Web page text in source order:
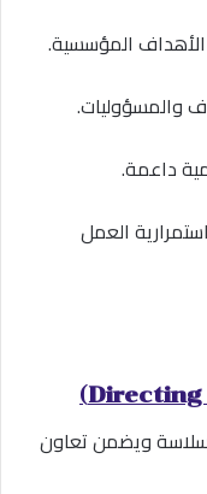
الأهداف المؤسسية.
والمسؤوليات.
داعمة.
العمل
ويضمن تعاون